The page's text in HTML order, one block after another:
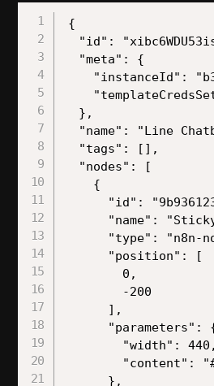
{
"id":
  "meta": {
"instanceId":
  },
"name": "Line
  "tags": [],
  "nodes": [
    {
"id":
"name":
"type": "n8n-
      "position": [
        0,
        -200
      ],
"parameters":
        "width": 440,
"content":
      },